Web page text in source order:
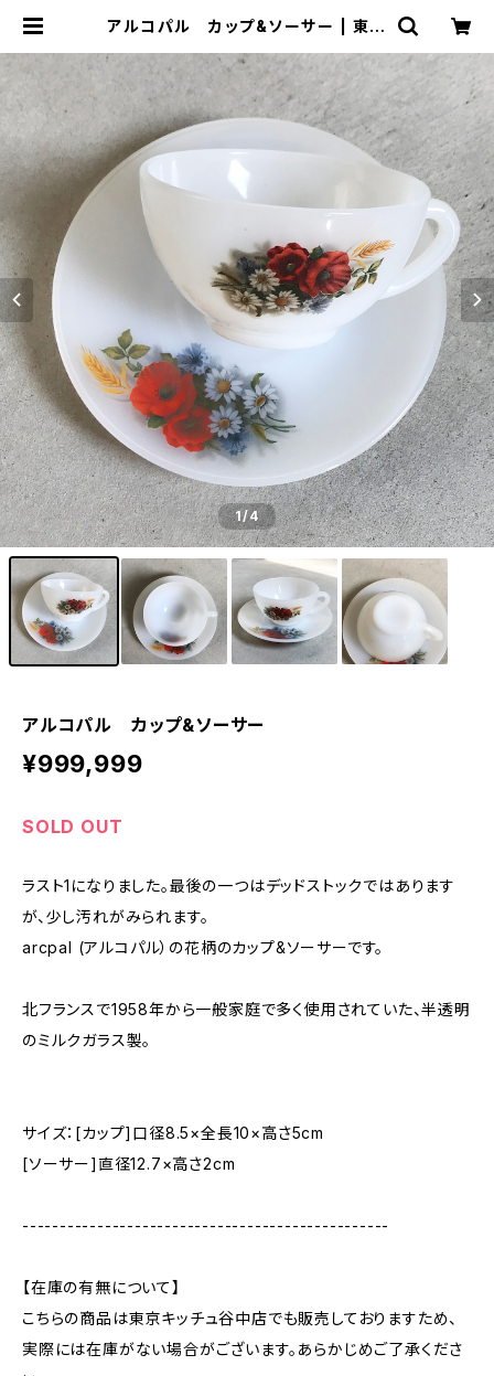
アルコパル カップ&ソーサー | 東京
1/4
アルコパル カップ&ソーサー
¥999,999
SOLD OUT
ラスト1になりました。最後の一つはデッドストックではあります
が、少し汚れがみられます。
arcpal (アルコパル）の花柄のカップ&ソーサーです。
北フランスで1958年から一般家庭で多く使用されていた、半透明
のミルクガラス製。
サイズ：[カップ]口径8.5×全長10×高さ5cm
[ソーサー]直径12.7×高さ2cm
-------------------------------------------------
【在庫の有無について】
こちらの商品は東京キッチュ谷中店でも販売しておりますため、
実際には在庫がない場合がございます。あらかじめご了承くださ